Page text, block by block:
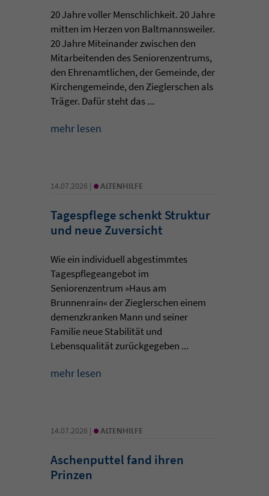
20 Jahre voller Menschlichkeit. 20 Jahre
mitten im Herzen von Baltmannsweiler.
20 Jahre Miteinander zwischen den
Mitarbeitenden des Seniorenzentrums,
den Ehrenamtlichen, der Gemeinde, der
Kirchengemeinde, den Zieglerschen als
Träger. Dafür steht das ...
mehr lesen
14.07.2026 | • ALTENHILFE
Tagespflege schenkt Struktur
und neue Zuversicht
Wie ein individuell abgestimmtes
Tagespflegeangebot im
Seniorenzentrum »Haus am
Brunnenrain« der Zieglerschen einem
demenzkranken Mann und seiner
Familie neue Stabilität und
Lebensqualität zurückgegeben ...
mehr lesen
14.07.2026 | • ALTENHILFE
Aschenputtel fand ihren
Prinzen